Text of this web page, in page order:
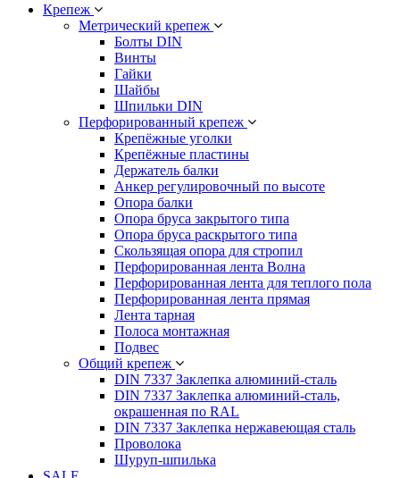
Крепеж
Метрический крепеж
Болты DIN
Винты
Гайки
Шайбы
Шпильки DIN
Перфорированный крепеж
Крепёжные уголки
Крепёжные пластины
Держатель балки
Анкер регулировочный по высоте
Опора балки
Опора бруса закрытого типа
Опора бруса раскрытого типа
Скользящая опора для стропил
Перфорированная лента Волна
Перфорированная лента для теплого пола
Перфорированная лента прямая
Лента тарная
Полоса монтажная
Подвес
Общий крепеж
DIN 7337 Заклепка алюминий-сталь
DIN 7337 Заклепка алюминий-сталь,
окрашенная по RAL
DIN 7337 Заклепка нержавеющая сталь
Проволока
Шуруп-шпилька